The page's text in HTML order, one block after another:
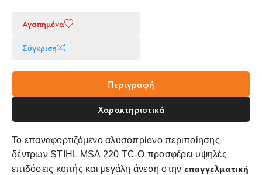
Αγαπημένα
Σύγκριση
Περιγραφή
Χαρακτηριστικά
Το επαναφορτιζόμενο αλυσοπρίονο περιποίησης
δέντρων STIHL MSA 220 TC-O προσφέρει υψηλές
επιδόσεις κοπής και μεγάλη άνεση στην επαγγελματική